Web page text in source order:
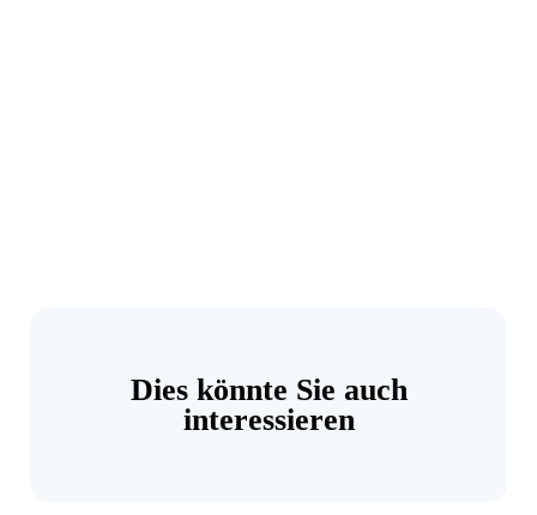
Dies könnte Sie auch
interessieren